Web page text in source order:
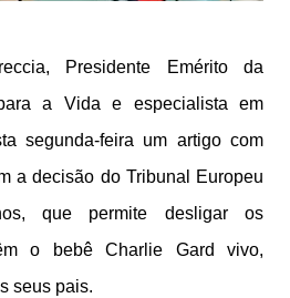
Presidente Emérito da
a Vida e especialista em
segunda-feira um artigo com
a decisão do Tribunal Europeu
que permite desligar os
o bebê Charlie Gard vivo,
seus pais.